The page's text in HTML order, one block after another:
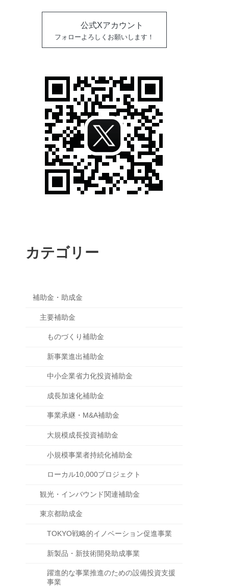
公式Xアカウント
フォローよろしくお願いします！
カテゴリー
補助金・助成金
主要補助金
ものづくり補助金
新事業進出補助金
中小企業省力化投資補助金
成長加速化補助金
事業承継・M&A補助金
大規模成長投資補助金
小規模事業者持続化補助金
ローカル10,000プロジェクト
観光・インバウンド関連補助金
東京都助成金
TOKYO戦略的イノベーション促進事業
新製品・新技術開発助成事業
躍進的な事業推進のための設備投資支援
事業